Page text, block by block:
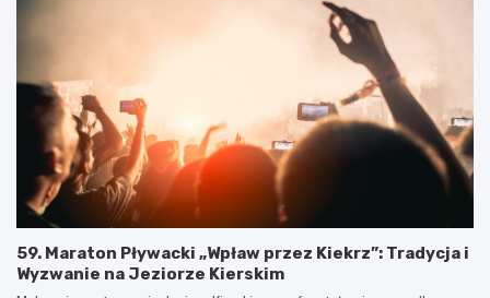
59. Maraton Pływacki „Wpław przez Kiekrz”: Tradycja i
Wyzwanie na Jeziorze Kierskim